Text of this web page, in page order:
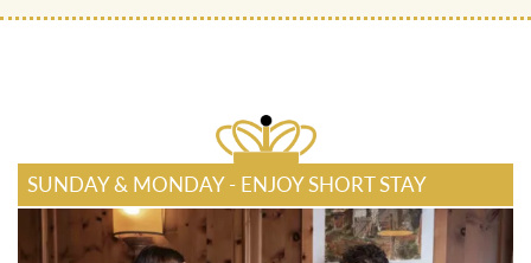
SUNDAY & MONDAY - ENJOY SHORT STAY